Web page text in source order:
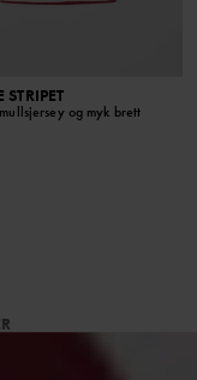
STRIPET
og myk brett